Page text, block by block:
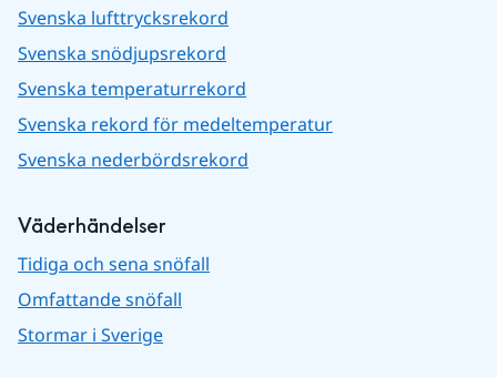
Svenska lufttrycksrekord
Svenska snödjupsrekord
Svenska temperaturrekord
Svenska rekord för medeltemperatur
Svenska nederbördsrekord
Väderhändelser
Tidiga och sena snöfall
Omfattande snöfall
Stormar i Sverige